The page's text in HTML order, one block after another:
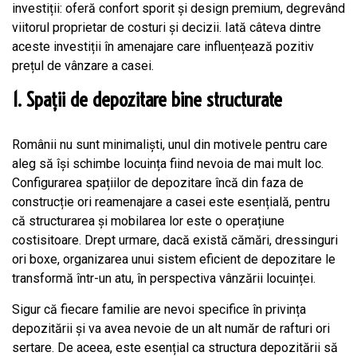
investiții: oferă confort sporit și design premium, degrevând
viitorul proprietar de costuri și decizii. Iată câteva dintre
aceste investiții în amenajare care influențează pozitiv
prețul de vânzare a casei.
1. Spații de depozitare bine structurate
Românii nu sunt minimaliști, unul din motivele pentru care
aleg să își schimbe locuința fiind nevoia de mai mult loc.
Configurarea spațiilor de depozitare încă din faza de
construcție ori reamenajare a casei este esențială, pentru
că structurarea și mobilarea lor este o operațiune
costisitoare. Drept urmare, dacă există cămări, dressinguri
ori boxe, organizarea unui sistem eficient de depozitare le
transformă într-un atu, în perspectiva vânzării locuinței.
Sigur că fiecare familie are nevoi specifice în privința
depozitării și va avea nevoie de un alt număr de rafturi ori
sertare. De aceea, este esențial ca structura depozitării să